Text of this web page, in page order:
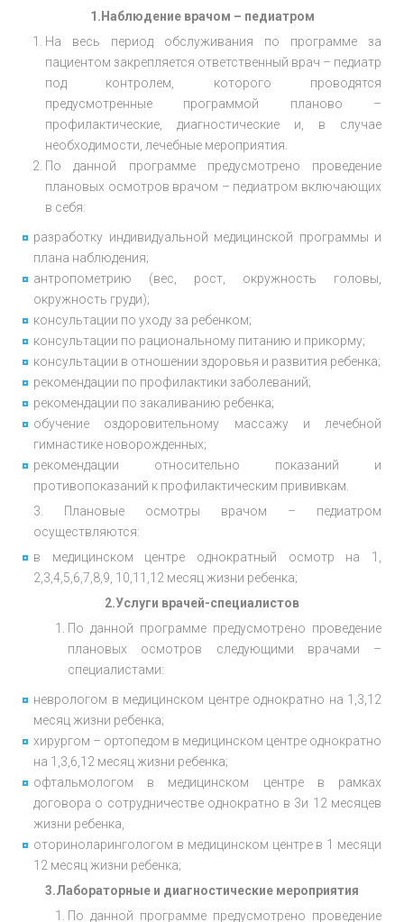
1.Наблюдение врачом – педиатром
На весь период обслуживания по программе за
пациентом закрепляется ответственный врач – педиатр
под контролем, которого проводятся
предусмотренные программой планово –
профилактические, диагностические и, в случае
необходимости, лечебные мероприятия.
По данной программе предусмотрено проведение
плановых осмотров врачом – педиатром включающих
в себя:
разработку индивидуальной медицинской программы и
плана наблюдения;
антропометрию (вес, рост, окружность головы,
окружность груди);
консультации по уходу за ребенком;
консультации по рациональному питанию и прикорму;
консультации в отношении здоровья и развития ребенка;
рекомендации по профилактики заболеваний;
рекомендации по закаливанию ребенка;
обучение оздоровительному массажу и лечебной
гимнастике новорожденных;
рекомендации относительно показаний и
противопоказаний к профилактическим прививкам.
3. Плановые осмотры врачом – педиатром
осуществляются:
в медицинском центре однократный осмотр на 1,
2,3,4,5,6,7,8,9, 10,11,12 месяц жизни ребенка;
2.Услуги врачей-специалистов
По данной программе предусмотрено проведение
плановых осмотров следующими врачами –
специалистами:
неврологом в медицинском центре однократно на 1,3,12
месяц жизни ребенка;
хирургом – ортопедом в медицинском центре однократно
на 1,3,6,12 месяц жизни ребенка;
офтальмологом в медицинском центре в рамках
договора о сотрудничестве однократно в 3и 12 месяцев
жизни ребенка,
оториноларингологом в медицинском центре в 1 месяци
12 месяц жизни ребенка;
3.Лабораторные и диагностические мероприятия
По данной программе предусмотрено проведение